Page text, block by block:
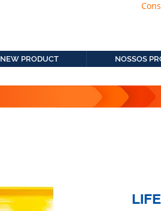
NEW PRODUCT NOSSOS